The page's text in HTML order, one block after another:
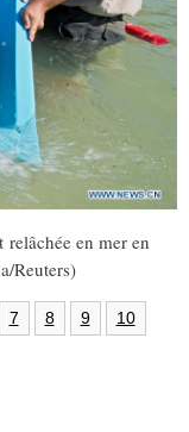
PHOTOS
en mer en
Reuters)
7 8 9 10